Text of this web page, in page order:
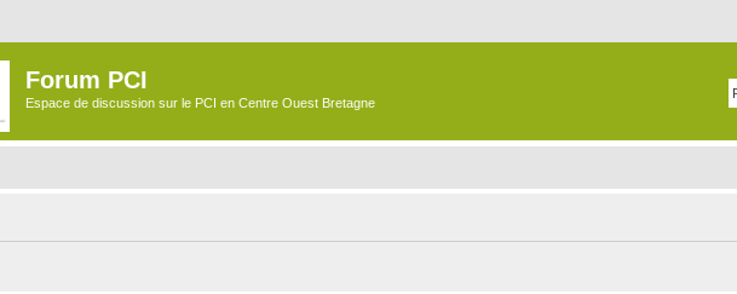
Forum PCI
Espace de discussion sur le PCI en Centre Ouest Bretagne